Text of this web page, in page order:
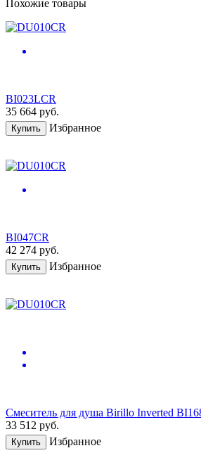
Похожие товары
BI023LCR
35 664 руб.
Купить Избранное
BI047CR
42 274 руб.
Купить Избранное
Смеситель для душа Birillo Inverted
33 512 руб.
Купить Избранное